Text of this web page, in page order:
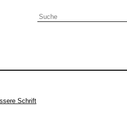
Schrift